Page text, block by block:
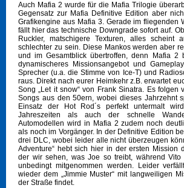
Auch Mafia 2 wurde für die Mafia Trilogie
Gegensatz zur Mafia Definitive Edition aber
Grafikengine aus Mafia 3. Gerade im fliegenden
fällt hier das technische Downgrade sofort auf.
Ruckler, matschigere Texturen, alles scheint
schlechter zu sein. Diese Mankos werden aber
und im Gesamtblick übertroffen, denn Mafia 2
dynamischeres Missionsangebot und
Sprecher (u.a. die Stimme von Ice-T) und
raus. Direkt nach eurer Heimkehr z.B. erwartet
Song „Let it snow“ von Frank Sinatra. Es folgen
Songs aus den 50ern, wobei dieses Jahrzehnt
Einsatz der Hot Rod´s perfekt untermalt
Jahreszeiten als auch der schnelle
Automodellen wird in Mafia 2 zudem noch
als noch im Vorgänger. In der Definitive Edition
drei DLC, wobei leider alle nicht überzeugen
Adventure“ hebt sich hier in der ersten Mission
der wir sehen, was Joe so treibt, während Vito
unbedingt mitgenommen werden. Leider
wieder dem „Jimmie Muster“ mit langweiligen
der Straße findet.